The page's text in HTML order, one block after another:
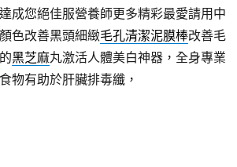
成您絕佳服營養師更多精彩最愛請用中
色改善黑頭細緻毛孔清潔泥膜棒改善毛
黑芝麻丸激活人體美白神器，全身專業
物有助於肝臟排毒纖，